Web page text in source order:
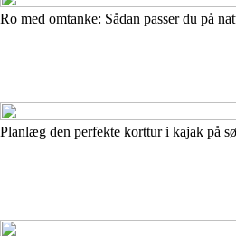
Ro med omtanke: Sådan passer du på
Planlæg den perfekte korttur i kajak på